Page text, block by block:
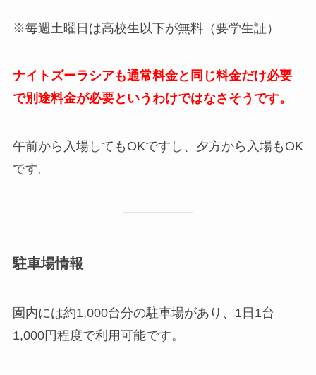
※毎週土曜日は高校生以下が無料（要学生証）
ナイトズーラシアも通常料金と同じ料金だけ必要
で別途料金が必要というわけではなさそうです。
午前から入場してもOKですし、夕方から入場もOK
です。
駐車場情報
園内には約1,000台分の駐車場があり、1日1台
1,000円程度で利用可能です。